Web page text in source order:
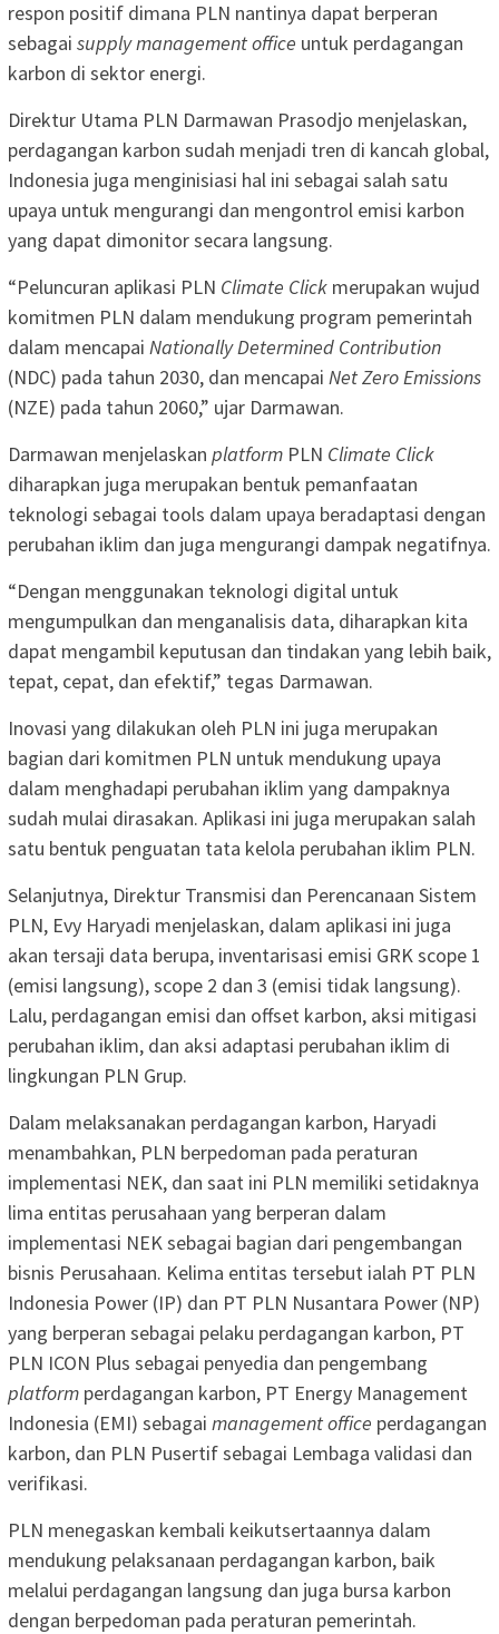
respon positif dimana PLN nantinya dapat berperan
sebagai supply management office untuk perdagangan
karbon di sektor energi.
Direktur Utama PLN Darmawan Prasodjo menjelaskan,
perdagangan karbon sudah menjadi tren di kancah global,
Indonesia juga menginisiasi hal ini sebagai salah satu
upaya untuk mengurangi dan mengontrol emisi karbon
yang dapat dimonitor secara langsung.
“Peluncuran aplikasi PLN Climate Click merupakan wujud
komitmen PLN dalam mendukung program pemerintah
dalam mencapai Nationally Determined Contribution
(NDC) pada tahun 2030, dan mencapai Net Zero Emissions
(NZE) pada tahun 2060,” ujar Darmawan.
Darmawan menjelaskan platform PLN Climate Click
diharapkan juga merupakan bentuk pemanfaatan
teknologi sebagai tools dalam upaya beradaptasi dengan
perubahan iklim dan juga mengurangi dampak negatifnya.
“Dengan menggunakan teknologi digital untuk
mengumpulkan dan menganalisis data, diharapkan kita
dapat mengambil keputusan dan tindakan yang lebih baik,
tepat, cepat, dan efektif,” tegas Darmawan.
Inovasi yang dilakukan oleh PLN ini juga merupakan
bagian dari komitmen PLN untuk mendukung upaya
dalam menghadapi perubahan iklim yang dampaknya
sudah mulai dirasakan. Aplikasi ini juga merupakan salah
satu bentuk penguatan tata kelola perubahan iklim PLN.
Selanjutnya, Direktur Transmisi dan Perencanaan Sistem
PLN, Evy Haryadi menjelaskan, dalam aplikasi ini juga
akan tersaji data berupa, inventarisasi emisi GRK scope 1
(emisi langsung), scope 2 dan 3 (emisi tidak langsung).
Lalu, perdagangan emisi dan offset karbon, aksi mitigasi
perubahan iklim, dan aksi adaptasi perubahan iklim di
lingkungan PLN Grup.
Dalam melaksanakan perdagangan karbon, Haryadi
menambahkan, PLN berpedoman pada peraturan
implementasi NEK, dan saat ini PLN memiliki setidaknya
lima entitas perusahaan yang berperan dalam
implementasi NEK sebagai bagian dari pengembangan
bisnis Perusahaan. Kelima entitas tersebut ialah PT PLN
Indonesia Power (IP) dan PT PLN Nusantara Power (NP)
yang berperan sebagai pelaku perdagangan karbon, PT
PLN ICON Plus sebagai penyedia dan pengembang
platform perdagangan karbon, PT Energy Management
Indonesia (EMI) sebagai management office perdagangan
karbon, dan PLN Pusertif sebagai Lembaga validasi dan
verifikasi.
PLN menegaskan kembali keikutsertaannya dalam
mendukung pelaksanaan perdagangan karbon, baik
melalui perdagangan langsung dan juga bursa karbon
dengan berpedoman pada peraturan pemerintah.